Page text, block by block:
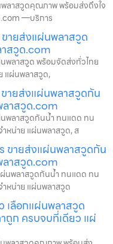
ลาสวูดคุณภาพ พร้อมส่งถึงใจ
—บริการ
ายส่งแผ่นพลาสวูด
สวูด.com
พลาสวูด พร้อมจัดส่งทั่วไทย
แผ่นพลาสวูด,
ายส่งแผ่นพลาสวูดกัน
าสวูด.com
พลาสวูดกันน้ำ ทนแดด ทน
หน่าย แผ่นพลาสวูด, ส
ขายส่งแผ่นพลาสวูดกัน
าสวูด.com
ผ่นพลาสวูดกันน้ำ ทนแดด ทน
หน่าย แผ่นพลาสวูด
เลือกแผ่นพลาสวูด
ถูก ครบจบที่เดียว แผ่